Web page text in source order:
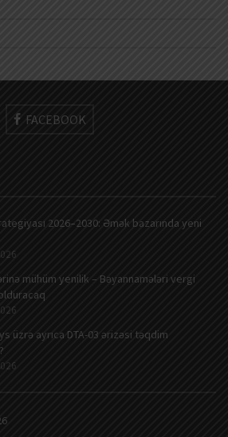
FACEBOOK
2026–2030: Əmək bazarında yeni
mühüm yenilik – Bəyannamələri vergi
üzrə ayrıca DTA-03 ərizəsi təqdim